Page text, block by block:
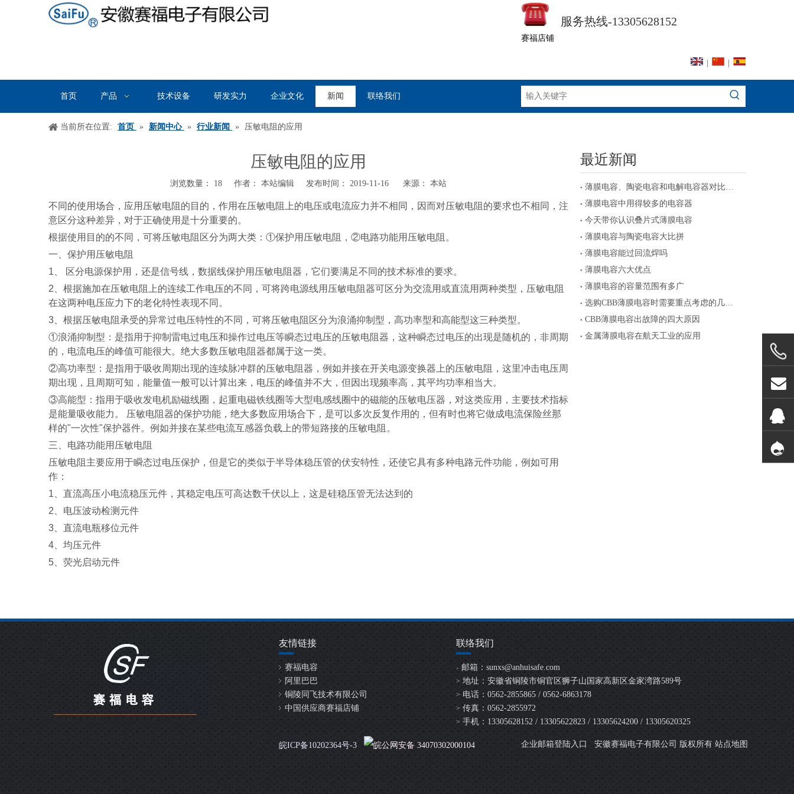
服务热线-13305628152
赛福店铺
首页 产品 技术设备 研发实力 企业文化 新闻 联络我们
当前所在位置: 首页 » 新闻中心 » 行业新闻 » 压敏电阻的应用
压敏电阻的应用
浏览数量： 18 作者： 本站编辑 发布时间： 2019-11-16 来源： 本站
["wechat","weibo","qzone","douban","email"]
不同的使用场合，应用压敏电阻的目的，作用在压敏电阻上的电压或电流应力并不相同，因而对压敏电阻的要求也不相同，注
意区分这种差异，对于正确使用是十分重要的。
根据使用目的的不同，可将压敏电阻区分为两大类： ①保护用压敏电阻， ②电路功能用压敏电阻。
一、保护用压敏电阻
1
区分电源保护用，还是信号线，数据线保护用压敏电阻器，它们要满足不同的技术标准的要求。
2 、根据施加在压敏电阻上的连续工作电压的不同，可将跨电源线用压敏电阻器可区分为交流用或直流用两种类型，压敏电阻
在这两种电压应力下的老化特性表现不同。
3 、根据压敏电阻承受的异常过电压特性的不同，可将压敏电阻区分为浪涌抑制型，高功率型和高能型这三种类型。
①浪涌抑制型：是指用于抑制雷电过电压和操作过电压等瞬态过电压的压敏电阻器，这种瞬态过电压的出现是随机的，非周期
的，电流电压的峰值可能很大。绝大多数压敏电阻器都属于这一类。
②高功率型：是指用于吸收周期出现的连续脉冲群的压敏电阻器，例如并接在开关电源变换器上的压敏电阻，这里冲击电压周
期出现，且周期可知，能量值一般可以计算出来，电压的峰值并不大，但因出现频率高，其平均功率相当大。
③高能型：指用于吸收发电机励磁线圈，起重电磁铁线圈等大型电感线圈中的磁能的压敏电压器，对这类应用，主要技术指标
是能量吸收能力。
压敏电阻器的保护功能，绝大多数应用场合下，是可以多次反复作用的，但有时也将它做成电流保险丝那
样的"一次性"保护器件。例如并接在某些电流互感器负载上的带短路接的压敏电阻。
三、电路功能用压敏电阻
压敏电阻主要应用于瞬态过电压保护，但是它的类似于半导体稳压管的伏安特性，还使它具有多种电路元件功能，例如可用
作：
1 、直流高压小电流稳压元件，其稳定电压可高达数千伏以上，这是硅稳压管无法达到的
2 、电压波动检测元件
3 、直流电瓶移位元件
4 、均压元件
5 、荧光启动元件
最近新闻
薄膜电容、陶瓷电容和电解电容器对比及注意事项
薄膜电容中用得较多的电容器
今天带你认识叠片式薄膜电容
薄膜电容与陶瓷电容大比拼
薄膜电容能过回流焊吗
薄膜电容六大优点
薄膜电容的容量范围有多广
选购CBB薄膜电容时需要重点考虑的几个参数
CBB薄膜电容出故障的四大原因
金属薄膜电容在航天工业的应用
友情链接
赛福电容
阿里巴巴
铜陵同飞技术有限公司
中国供应商赛福店铺
联络我们
> 邮箱： sunxs@anhuisafe.com
> 地址：安徽省铜陵市铜官区狮子山国家高新区金家湾路589号
> 电话：0562-2855865 / 0562-6863178
> 传真：0562-2855972
> 手机：13305628152 / 13305622823 / 13305624200 / 13305620325
皖ICP备10202364号-3 皖公网安备 34070302000104 企业邮箱登陆入口 安徽赛福电子有限公司 版权所有 站点地图